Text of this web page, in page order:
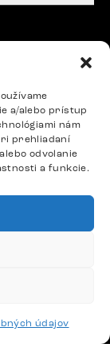
a/alebo prístup
nám
prehliadaní
odvolanie
a funkcie.
údajov